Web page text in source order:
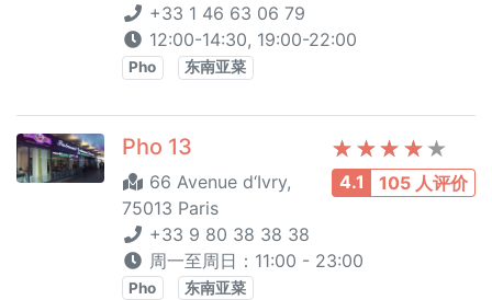
+33 1 46 63 06 79
12:00-14:30, 19:00-22:00
Pho 东南亚菜
4.1 105 人评价
Pho 13
66 Avenue d‘Ivry,
75013 Paris
+33 9 80 38 38 38
周一至周日：11:00 - 23:00
Pho 东南亚菜